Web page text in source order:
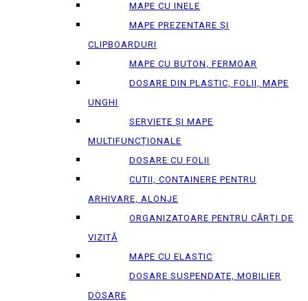
MAPE CU INELE
MAPE PREZENTARE ȘI
CLIPBOARDURI
MAPE CU BUTON, FERMOAR
DOSARE DIN PLASTIC, FOLII, MAPE
UNGHI
SERVIETE ȘI MAPE
MULTIFUNCȚIONALE
DOSARE CU FOLII
CUTII, CONTAINERE PENTRU
ARHIVARE, ALONJE
ORGANIZATOARE PENTRU CĂRȚI DE
VIZITĂ
MAPE CU ELASTIC
DOSARE SUSPENDATE, MOBILIER
DOSARE